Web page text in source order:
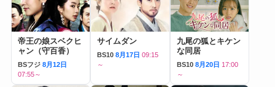
帝王の娘スベクヒ
ャン（守百香）
BSフジ 8月12日
07:55～
サイムダン
BS10 8月17日 09:15
～
九尾の狐とキケン
な同居
BS10 8月20日 17:00
～